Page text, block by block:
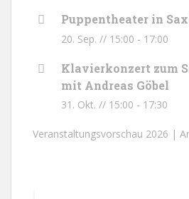
Puppentheater in
20. Sep. // 15:00 - 17:00
Klavierkonzert zum
mit Andreas Göbel
31. Okt. // 15:00 - 17:30
Veranstaltungsvorschau 2026 |